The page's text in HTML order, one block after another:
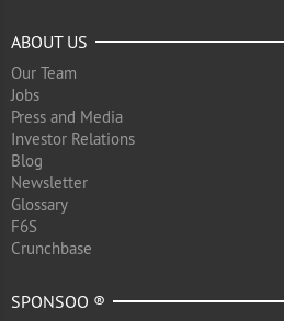
ABOUT US
Our Team
Jobs
Press and Media
Investor Relations
Blog
Newsletter
Glossary
F6S
Crunchbase
SPONSOO ®